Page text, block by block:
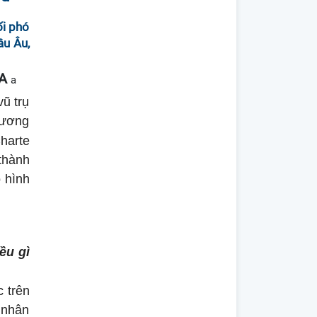
phó
Âu,
a
trụ
hình
gì
trên